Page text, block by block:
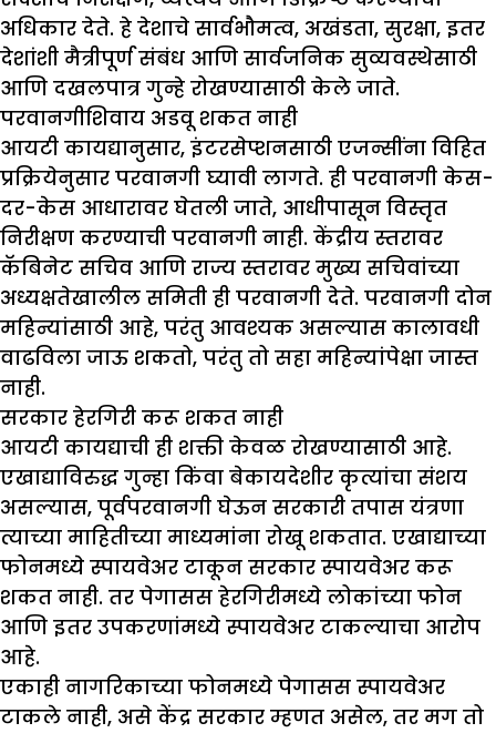
अधिकार देते. हे देशाचे सार्वभौमत्व, अखंडता, सुरक्षा, इतर
देशांशी मैत्रीपूर्ण संबंध आणि सार्वजनिक सुव्यवस्थेसाठी
आणि दखलपात्र गुन्हे रोखण्यासाठी केले जाते.
परवानगीशिवाय अडवू शकत नाही
आयटी कायद्यानुसार, इंटरसेप्शनसाठी एजन्सींना विहित
प्रक्रियेनुसार परवानगी घ्यावी लागते. ही परवानगी केस-
दर-केस आधारावर घेतली जाते, आधीपासून विस्तृत
निरीक्षण करण्याची परवानगी नाही. केंद्रीय स्तरावर
कॅबिनेट सचिव आणि राज्य स्तरावर मुख्य सचिवांच्या
अध्यक्षतेखालील समिती ही परवानगी देते. परवानगी दोन
महिन्यांसाठी आहे, परंतु आवश्यक असल्यास कालावधी
वाढविला जाऊ शकतो, परंतु तो सहा महिन्यांपेक्षा जास्त
नाही.
सरकार हेरगिरी करू शकत नाही
आयटी कायद्याची ही शक्ती केवळ रोखण्यासाठी आहे.
एखाद्याविरुद्ध गुन्हा किंवा बेकायदेशीर कृत्यांचा संशय
असल्यास, पूर्वपरवानगी घेऊन सरकारी तपास यंत्रणा
त्याच्या माहितीच्या माध्यमांना रोखू शकतात. एखाद्याच्या
फोनमध्ये स्पायवेअर टाकून सरकार स्पायवेअर करू
शकत नाही. तर पेगासस हेरगिरीमध्ये लोकांच्या फोन
आणि इतर उपकरणांमध्ये स्पायवेअर टाकल्याचा आरोप
आहे.
एकाही नागरिकाच्या फोनमध्ये पेगासस स्पायवेअर
टाकले नाही, असे केंद्र सरकार म्हणत असेल, तर मग तो